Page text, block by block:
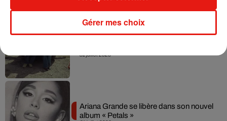
31 juillet 2026
Ariana Grande se libère dans son nouvel
album « Petals »
Gérer mes choix